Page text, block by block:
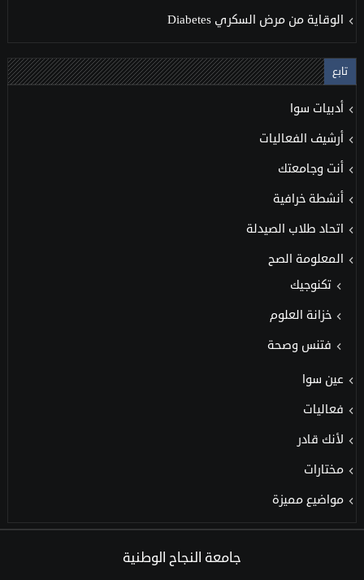
الوقاية من مرض السكري Diabetes
تابع
أدبيات سوا
أرشيف الفعاليات
أنت وجامعتك
أنشطة خرافية
اتحاد طلاب الصيدلة
المعلومة الصح
تكنوجيك
خزانة العلوم
فتنس وصحة
عين سوا
فعاليات
لأنك قادر
مختارات
مواضيع مميزة
جامعة النجاح الوطنية